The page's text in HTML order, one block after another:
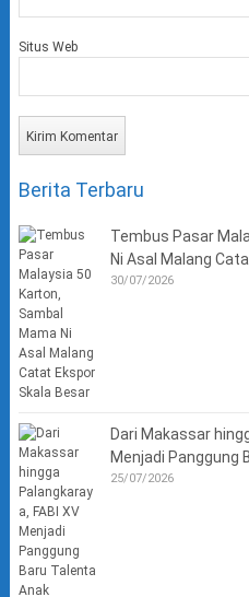
Situs Web
Berita Terbaru
Tembus Pasar
Ni Asal Malang
30/07/2026
Dari Makassar
Menjadi Panggung
25/07/2026